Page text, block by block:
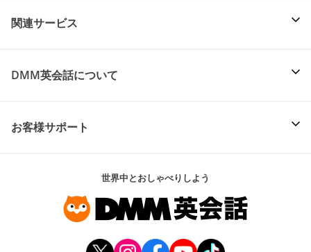
関連サービス
DMM英会話について
お客様サポート
世界中とおしゃべりしよう